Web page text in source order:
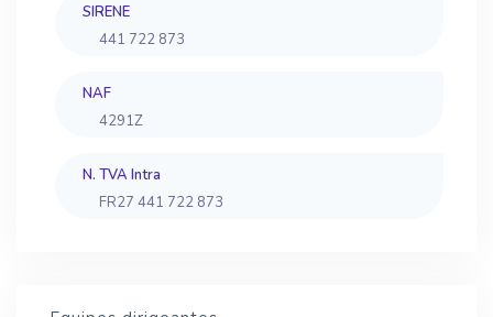
SIRENE
441 722 873
NAF
4291Z
N. TVA Intra
FR27 441 722 873